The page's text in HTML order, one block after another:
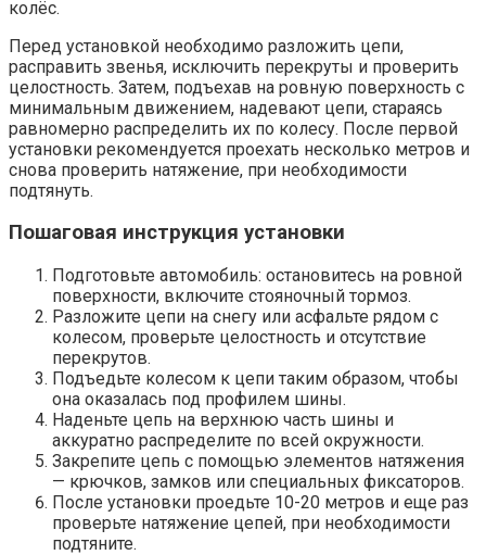
колёс.
Перед установкой необходимо разложить цепи,
расправить звенья, исключить перекруты и проверить
целостность. Затем, подъехав на ровную поверхность с
минимальным движением, надевают цепи, стараясь
равномерно распределить их по колесу. После первой
установки рекомендуется проехать несколько метров и
снова проверить натяжение, при необходимости
подтянуть.
Пошаговая инструкция установки
Подготовьте автомобиль: остановитесь на ровной
поверхности, включите стояночный тормоз.
Разложите цепи на снегу или асфальте рядом с
колесом, проверьте целостность и отсутствие
перекрутов.
Подъедьте колесом к цепи таким образом, чтобы
она оказалась под профилем шины.
Наденьте цепь на верхнюю часть шины и
аккуратно распределите по всей окружности.
Закрепите цепь с помощью элементов натяжения
— крючков, замков или специальных фиксаторов.
После установки проедьте 10-20 метров и еще раз
проверьте натяжение цепей, при необходимости
подтяните.